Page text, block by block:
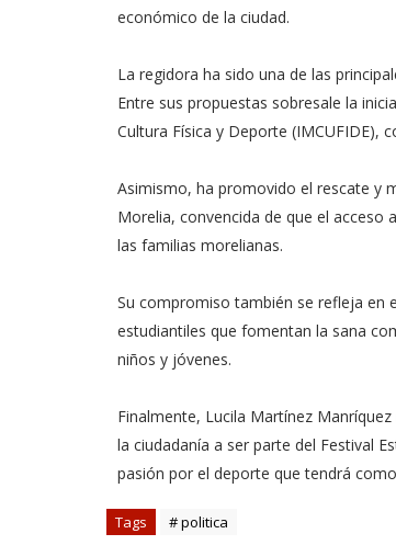
económico de la ciudad.
La regidora ha sido una de las
Entre sus propuestas sobresale la
Cultura Física y Deporte
Asimismo, ha promovido el rescate y
Morelia, convencida de que el acceso
las familias morelianas.
Su compromiso también se refleja en
estudiantiles que fomentan la sana
niños y jóvenes.
Finalmente, Lucila Martínez
la ciudadanía a ser parte del Festival
pasión por el deporte que tendrá
Tags # politica